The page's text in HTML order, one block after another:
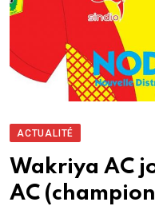
ACTUALITÉ
Wakriya AC
AC